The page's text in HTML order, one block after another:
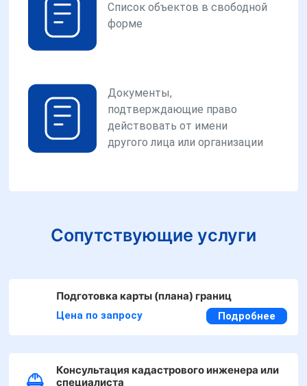
Список объектов в свободной
форме
Документы,
подтверждающие право
действовать от имени
другого лица или организации
Сопутствующие услуги
Подготовка карты (плана) границ
Цена по запросу Подробнее
Консультация кадастрового инженера или
специалиста